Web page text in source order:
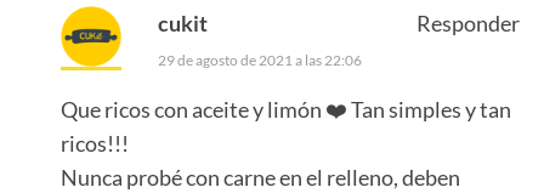
cukit
29 de agosto de 2021 a las 22:06
Que ricos con aceite y limón ❤️ Tan simples y tan
ricos!!!
Nunca probé con carne en el relleno, deben
Responder